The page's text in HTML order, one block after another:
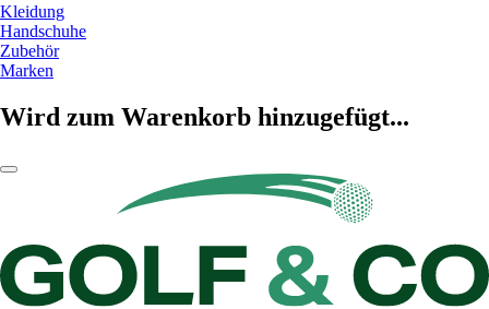
Kleidung
Handschuhe
Zubehör
Marken
Wird zum Warenkorb hinzugefügt...